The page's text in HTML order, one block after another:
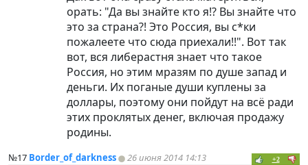
орать: "Да вы знайте кто я!? Вы знайте что
это за страна?! Это Россия, вы с*ки
пожалеете что сюда приехали!!". Вот так
вот, вся либерастня знает что такое
Россия, но этим мразям по душе запад и
деньги. Их поганые души куплены за
доллары, поэтому они пойдут на всё ради
этих проклятых денег, включая продажу
родины.
№17 Border_of_darkness 26 июня 2014 14:13 +2